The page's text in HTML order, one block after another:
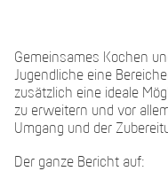
Gemeinsames Kochen
Jugendliche eine
zusätzlich eine ideale
zu erweitern und vor
Umgang und der
Der ganze Bericht auf: